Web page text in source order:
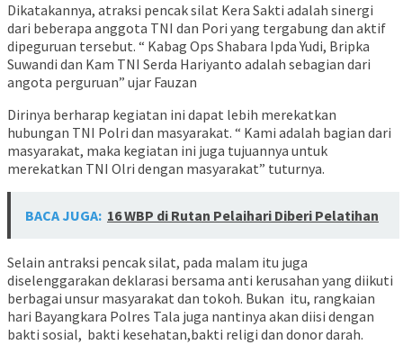
Dikatakannya, atraksi pencak silat Kera Sakti adalah sinergi
dari beberapa anggota TNI dan Pori yang tergabung dan aktif
dipeguruan tersebut. “ Kabag Ops Shabara Ipda Yudi, Bripka
Suwandi dan Kam TNI Serda Hariyanto adalah sebagian dari
angota perguruan” ujar Fauzan
Dirinya berharap kegiatan ini dapat lebih merekatkan
hubungan TNI Polri dan masyarakat. “ Kami adalah bagian dari
masyarakat, maka kegiatan ini juga tujuannya untuk
merekatkan TNI Olri dengan masyarakat” tuturnya.
BACA JUGA: 16 WBP di Rutan Pelaihari Diberi Pelatihan
Selain antraksi pencak silat, pada malam itu juga
diselenggarakan deklarasi bersama anti kerusahan yang diikuti
berbagai unsur masyarakat dan tokoh. Bukan itu, rangkaian
hari Bayangkara Polres Tala juga nantinya akan diisi dengan
bakti sosial, bakti kesehatan,bakti religi dan donor darah.